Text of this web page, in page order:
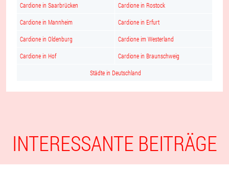
Cardione in Saarbrücken Cardione in Rostock
Cardione in Mannheim Cardione in Erfurt
Cardione in Oldenburg Cardione im Westerland
Cardione in Hof Cardione in Braunschweig
Städte in Deutschland
INTERESSANTE BEITRÄGE